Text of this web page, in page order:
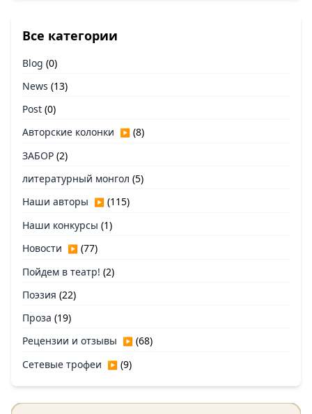
Все категории
Blog (0)
News (13)
Post (0)
Авторские колонки ▶ (8)
ЗАБОР (2)
литературный монгол (5)
Наши авторы ▶ (115)
Наши конкурсы (1)
Новости ▶ (77)
Пойдем в театр! (2)
Поэзия (22)
Проза (19)
Рецензии и отзывы ▶ (68)
Сетевые трофеи ▶ (9)